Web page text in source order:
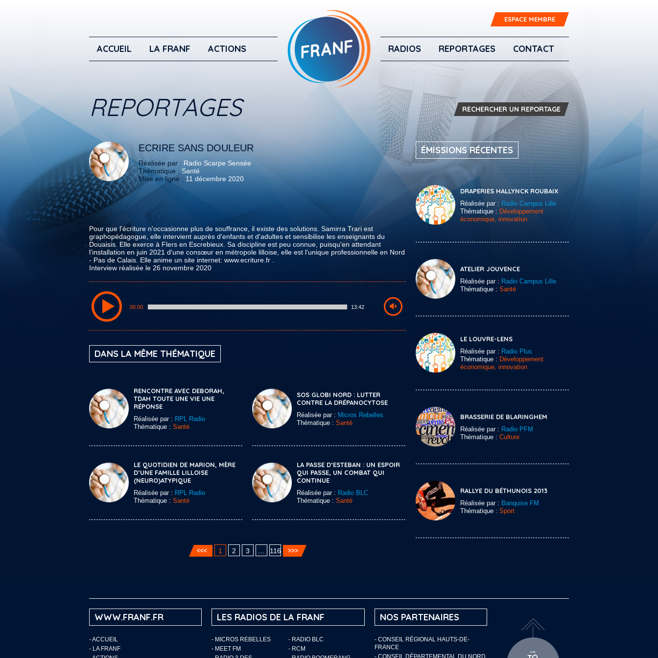
ESPACE MEMBRE
ACCUEIL LA FRANF ACTIONS RADIOS REPORTAGES CONTACT
REPORTAGES RECHERCHER UN REPORTAGE
ECRIRE SANS DOULEUR
Réalisée par : Radio Scarpe Sensée
Thématique : Santé
Mise en ligne : 11 décembre 2020
Pour que l'écriture n'occasionne plus de souffrance, il existe des solutions. Samirra Trari est
graphopédagogue, elle intervient auprès d'enfants et d'adultes et sensibilise les enseignants du
Douaisis. Elle exerce à Flers en Escrebieux. Sa discipline est peu connue, puisqu'en attendant
l'installation en juin 2021 d'une consœur en métropole lilloise, elle est l'unique professionnelle en Nord
- Pas de Calais. Elle anime un site internet: www.ecriture.fr .
Interview réalisée le 26 novembre 2020
00:00 13:42
DANS LA MÊME THÉMATIQUE
RENCONTRE AVEC DEBORAH,
TDAH TOUTE UNE VIE UNE
RÉPONSE
Réalisée par : RPL Radio
Thématique : Santé
SOS GLOBI NORD : LUTTER
CONTRE LA DRÉPANOCYTOSE
Réalisée par : Micros Rebelles
Thématique : Santé
LE QUOTIDIEN DE MARION, MÈRE
D’UNE FAMILLE LILLOISE
(NEURO)ATYPIQUE
Réalisée par : RPL Radio
Thématique : Santé
LA PASSE D’ESTEBAN : UN ESPOIR
QUI PASSE, UN COMBAT QUI
CONTINUE
Réalisée par : Radio BLC
Thématique : Santé
1 2 3 116
ÉMISSIONS RÉCENTES
DRAPERIES HALLYNCK ROUBAIX
Réalisée par : Radio Campus Lille
Thématique : Développement
économique, innovation
ATELIER JOUVENCE
Réalisée par : Radio Campus Lille
Thématique : Santé
LE LOUVRE-LENS
Réalisée par : Radio Plus
Thématique : Développement
économique, innovation
BRASSERIE DE BLARINGHEM
Réalisée par : Radio PFM
Thématique : Culture
RALLYE DU BÉTHUNOIS 2013
Réalisée par : Banquise FM
Thématique : Sport
WWW.FRANF.FR
-ACCUEIL
- LA FRANF
LES RADIOS DE LA FRANF
- MICROS REBELLES
- RADIO BLC
- MEET FM
- RCM
NOS PARTENAIRES
- CONSEIL RÉGIONAL HAUTS-DE-
FRANCE
- CONSEIL DÉPARTEMENTAL DU NORD